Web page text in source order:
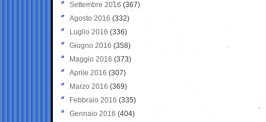
Settembre 2016 (367)
Agosto 2016 (332)
Luglio 2016 (336)
Giugno 2016 (358)
Maggio 2016 (373)
Aprile 2016 (307)
Marzo 2016 (369)
Febbraio 2016 (335)
Gennaio 2016 (404)